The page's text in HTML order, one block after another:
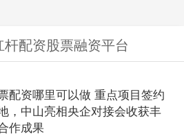
杆配资股票融资平台
配资哪里可以做 重点项目签约
，中山亮相央企对接会收获丰
作成果